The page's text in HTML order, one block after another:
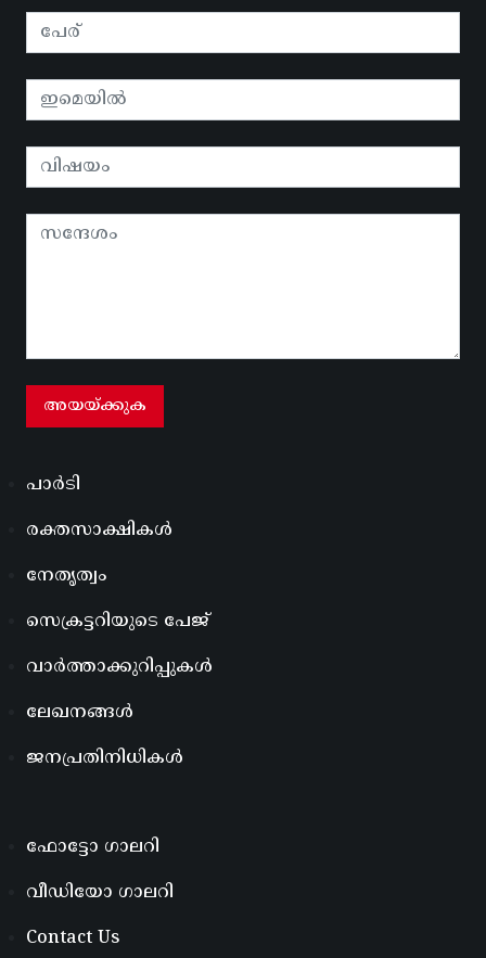
പാർടി
രക്തസാക്ഷികൾ
നേതൃത്വം
സെക്രട്ടറിയുടെ പേജ്
വാർത്താക്കുറിപ്പുകൾ
ലേഖനങ്ങൾ
ജനപ്രതിനിധികൾ
ഫോട്ടോ ഗാലറി
വീഡിയോ ഗാലറി
Contact Us